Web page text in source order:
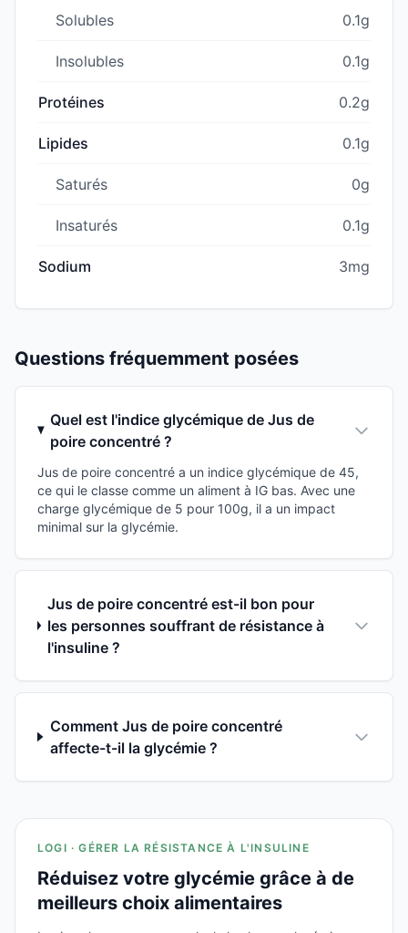
Solubles 0.1g
Insolubles 0.1g
Protéines 0.2g
Lipides 0.1g
Saturés 0g
Insaturés 0.1g
Sodium 3mg
Questions fréquemment posées
Quel est l'indice glycémique de Jus de
poire concentré ?
Jus de poire concentré a un indice glycémique de 45,
ce qui le classe comme un aliment à IG bas. Avec une
charge glycémique de 5 pour 100g, il a un impact
minimal sur la glycémie.
Jus de poire concentré est-il bon pour
les personnes souffrant de résistance à
l'insuline ?
Comment Jus de poire concentré
affecte-t-il la glycémie ?
LOGI · GÉRER LA RÉSISTANCE À L'INSULINE
Réduisez votre glycémie grâce à de
meilleurs choix alimentaires